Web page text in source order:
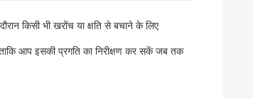
किसी भी खरोंच या क्षति से बचाने के लिए
आप इसकी प्रगति का निरीक्षण कर सकें जब तक